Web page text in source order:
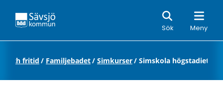
Sök Meny
Sök
och fritid / Familjebadet/ Simkurser/ Simskola högstadiet